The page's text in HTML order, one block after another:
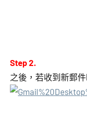
Step 2.
之後，若收到新郵